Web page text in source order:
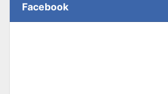
Facebook